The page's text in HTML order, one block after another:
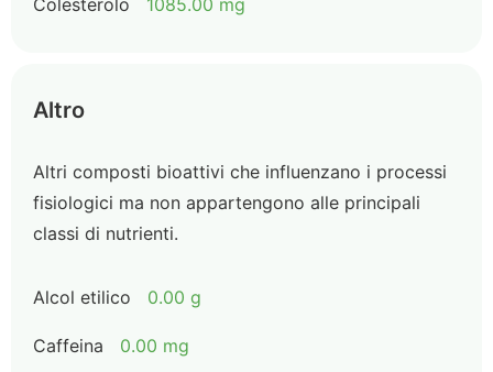
Colesterolo 1085.00 mg
Altro
Altri composti bioattivi che influenzano i processi
fisiologici ma non appartengono alle principali
classi di nutrienti.
Alcol etilico 0.00 g
Caffeina 0.00 mg